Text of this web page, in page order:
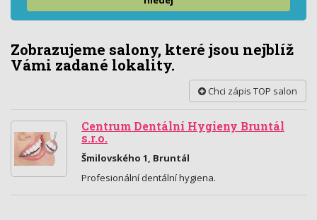
Zobrazujeme salony, které jsou nejblíž
Vámi zadané lokality.
Chci zápis TOP salon
Centrum Dentální Hygieny Bruntál
s.r.o.
Šmilovského 1, Bruntál
Profesionální dentální hygiena.